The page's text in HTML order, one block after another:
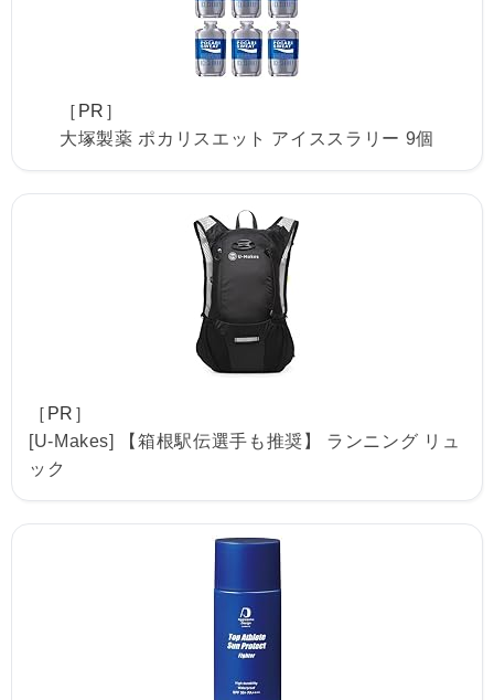
［PR］
大塚製薬 ポカリスエット アイススラリー 9個
［PR］
[U-Makes] 【箱根駅伝選手も推奨】 ランニング リュ
ック